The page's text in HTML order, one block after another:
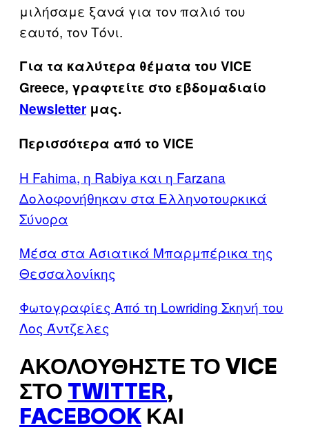
μιλήσαμε ξανά για τον παλιό του
εαυτό, τον Τόνι.
Για τα καλύτερα θέματα του VICE
Greece, γραφτείτε στο εβδομαδιαίο
Newsletter μας.
Περισσότερα από το VICE
Η Fahima, η Rabiya και η Farzana
Δολοφονήθηκαν στα Ελληνοτουρκικά
Σύνορα
Μέσα στα Ασιατικά Μπαρμπέρικα της
Θεσσαλονίκης
Φωτογραφίες Από τη Lowriding Σκηνή του
Λος Άντζελες
ΑΚΟΛΟΥΘΉΣΤΕ ΤΟ VICE
ΣΤΟ TWITTER,
FACEBOOK ΚΑΙ